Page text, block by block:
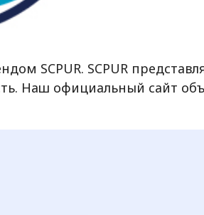
SCPUR. SCPUR
Наш официальный сайт